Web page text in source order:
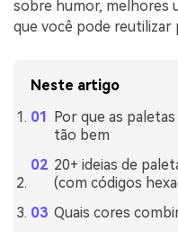
sobre humor, melhores
que você pode reutilizar
Neste artigo
Por que as
tão bem
20+ ideias de
(com códigos
Quais cores